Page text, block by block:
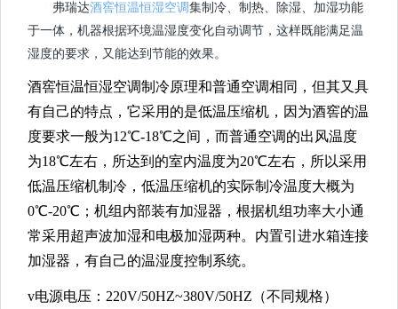
弗瑞达酒窖恒温恒湿空调集制冷、制热、除湿、加湿功能
于一体，机器根据环境温湿度变化自动调节，这样既能满足温
湿度的要求，又能达到节能的效果。
酒窖恒温恒湿空调制冷原理和普通空调相同，但其又具
有自己的特点，它采用的是低温压缩机，因为酒窖的温
度要求一般为12℃-18℃之间，而普通空调的出风温度
为18℃左右，所达到的室内温度为20℃左右，所以采用
低温压缩机制冷，低温压缩机的实际制冷温度大概为
0℃-20℃；机组内部装有加湿器，根据机组功率大小通
常采用超声波加湿和电极加湿两种。内置引进水箱连接
加湿器，有自己的温湿度控制系统。
v电源电压： 220V/50HZ~380V/50HZ（不同规格）